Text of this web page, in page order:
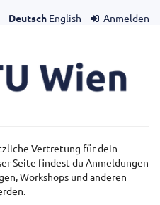
Deutsch English Anmelden
Vertretung für dein
Seite findest du Anmeldungen
Workshops und anderen